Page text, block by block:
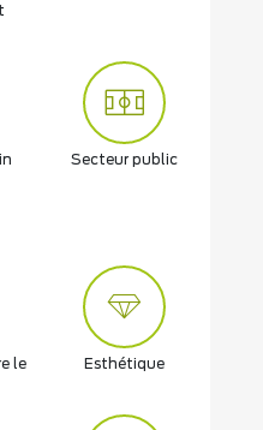
Secteur public
le
Esthétique